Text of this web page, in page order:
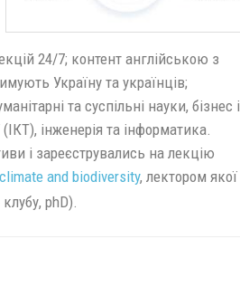
24/7; контент англійською з
Україну та українців;
та суспільні науки, бізнес і
інженерія та інформатика.
і зареєструвались на лекцію
and biodiversity, лектором якої
phD).